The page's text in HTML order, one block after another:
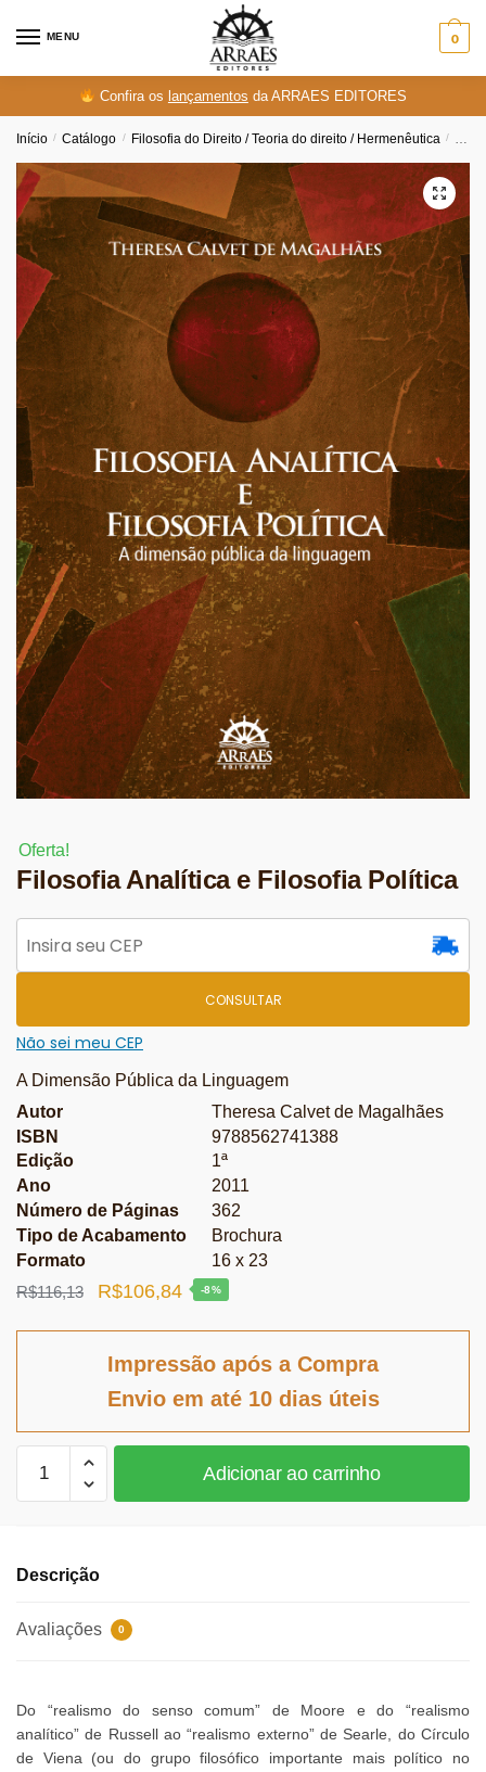
MENU 0
Confira os lançamentos da ARRAES EDITORES
Início / Catálogo / Filosofia do Direito / Teoria do direito / Hermenêutica /
Oferta!
Filosofia Analítica e Filosofia Política
CONSULTAR
Não sei meu CEP
A Dimensão Pública da Linguagem
Autor
Theresa Calvet de Magalhães
ISBN
9788562741388
Edição
1ª
Ano
2011
Número de Páginas
362
Tipo de Acabamento
Brochura
Formato
16 x 23
R$116,13
O
original
R$106,84O
atual
-8%
Impressão após a Compra
Envio em até 10 dias úteis
Analítica
quantidade
Adicionar ao carrinho
Descrição
Avaliações 0
Do “realismo do senso comum” de Moore e do “realismo
analítico” de Russell ao “realismo externo” de Searle, do Círculo
de Viena (ou do grupo filosófico importante mais político no